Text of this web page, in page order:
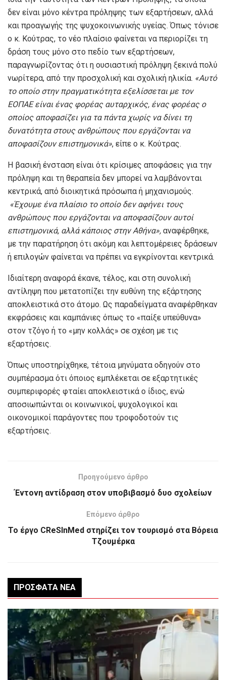
δεν είναι μόνο κέντρα πρόληψης των εξαρτήσεων, αλλά
και προαγωγής της ψυχοκοινωνικής υγείας. Όπως τόνισε
ο κ. Κούτρας, το νέο πλαίσιο φαίνεται να περιορίζει τη
δράση τους μόνο στο πεδίο των εξαρτήσεων,
παραγνωρίζοντας ότι η ουσιαστική πρόληψη ξεκινά πολύ
νωρίτερα, από την προσχολική και σχολική ηλικία. «Αυτό
το οποίο στην πραγματικότητα εξελίσσεται με τον
ΕΟΠΑΕ είναι ένας φορέας αυταρχικός, ένας φορέας ο
οποίος αποφασίζει για τα πάντα χωρίς να δίνει τη
δυνατότητα στους ανθρώπους που εργάζονται να
αποφασίζουν επιστημονικά», είπε ο κ. Κούτρας.
Η βασική ένσταση είναι ότι κρίσιμες αποφάσεις για την
πρόληψη και τη θεραπεία δεν μπορεί να λαμβάνονται
κεντρικά, από διοικητικά πρόσωπα ή μηχανισμούς.
«Έχουμε ένα πλαίσιο το οποίο δεν αφήνει τους
ανθρώπους που εργάζονται να αποφασίζουν αυτοί
επιστημονικά, αλλά κάποιος στην Αθήνα», αναφέρθηκε,
με την παρατήρηση ότι ακόμη και λεπτομέρειες δράσεων
ή επιλογών φαίνεται να πρέπει να εγκρίνονται κεντρικά.
Ιδιαίτερη αναφορά έκανε, τέλος, και στη συνολική
αντίληψη που μετατοπίζει την ευθύνη της εξάρτησης
αποκλειστικά στο άτομο. Ως παραδείγματα αναφέρθηκαν
εκφράσεις και καμπάνιες όπως το «παίξε υπεύθυνα»
στον τζόγο ή το «μην κολλάς» σε σχέση με τις
εξαρτήσεις.
Όπως υποστηρίχθηκε, τέτοια μηνύματα οδηγούν στο
συμπέρασμα ότι όποιος εμπλέκεται σε εξαρτητικές
συμπεριφορές φταίει αποκλειστικά ο ίδιος, ενώ
αποσιωπώνται οι κοινωνικοί, ψυχολογικοί και
οικονομικοί παράγοντες που τροφοδοτούν τις
εξαρτήσεις.
Προηγούμενο άρθρο
Έντονη αντίδραση στον υποβιβασμό δυο σχολείων
Επόμενο άρθρο
Το έργο CReSInMed στηρίζει τον τουρισμό στα Βόρεια
Τζουμέρκα
ΠΡΌΣΦΑΤΑ ΝΈΑ